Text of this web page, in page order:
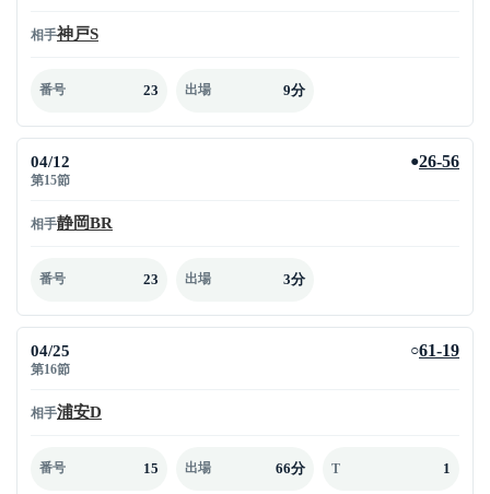
相手神戸S
番号 23 出場 9分
04/12
第15節
●26-56
相手静岡BR
番号 23 出場 3分
04/25
第16節
○61-19
相手浦安D
番号 15 出場 66分 T 1